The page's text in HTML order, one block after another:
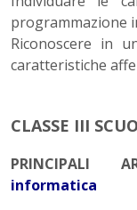
programmazione
Riconoscere in
caratteristiche
CLASSE III
PRINCIPALI
informatica